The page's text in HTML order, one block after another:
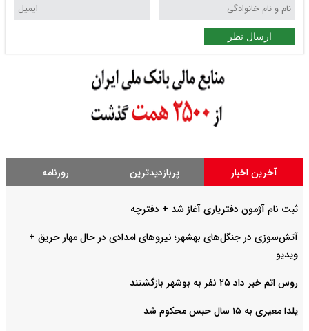
ارسال نظر
آخرین اخبار پربازدیدترین روزنامه
ثبت نام آژمون دفتریاری آغاز شد + دفترچه
آتش‌سوزی در جنگل‌های بهشهر؛ نیرو‌های امدادی در حال مهار حریق +
ویدیو
روس اتم خبر داد ۲۵ نفر به بوشهر بازگشتند
یلدا معیری به ۱۵ سال حبس محکوم شد